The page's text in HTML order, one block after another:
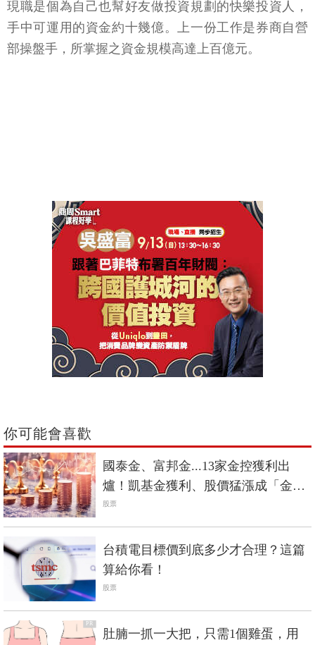
現職是個為自己也幫好友做投資規劃的快樂投資人，
手中可運用的資金約十幾億。上一份工作是券商自營
部操盤手，所掌握之資金規模高達上百億元。
你可能會喜歡
國泰金、富邦金...13家金控獲利出
爐！凱基金獲利、股價猛漲成「金控
飆股」？
股票
台積電目標價到底多少才合理？這篇
算給你看！
股票
PR
肚腩一抓一大把，只需1個雞蛋，用